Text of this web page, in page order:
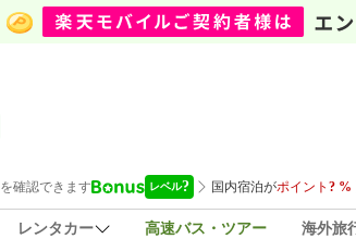
レンタカー 高速バス・ツアー 海外旅